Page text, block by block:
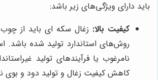
باید دارای ویژگی‌های زیر باشد:
کیفیت بالا: زغال سکه ای باید از
روش‌های استاندارد تولید شده باشد.
نامرغوب یا فرآیندهای تولید
کاهش کیفیت زغال و تولید دود و بوی